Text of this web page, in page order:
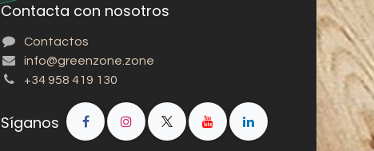
Contacta con nosotros
Contactos
info@greenzone.zone
+34 958 419 130
Síganos